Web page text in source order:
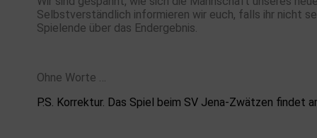
Selbstverständlich informieren wir euch, falls ihr nicht
Spielende über das Endergebnis.
Ohne Worte …
P.S. Korrektur. Das Spiel beim SV Jena-Zwätzen findet